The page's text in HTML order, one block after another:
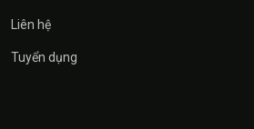
Liên hệ
Tuyển dụng